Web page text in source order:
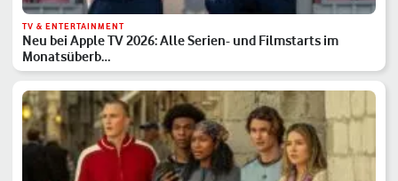
TV & ENTERTAINMENT
Neu bei Apple TV 2026: Alle Serien- und Filmstarts im
Monatsüberb…